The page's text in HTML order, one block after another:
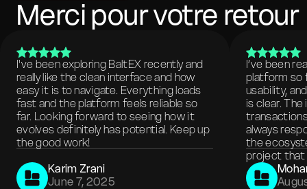
Merci pour votre retour
I've been exploring BaltEX recently and
really like the clean interface and how
easy it is to navigate. Everything loads
fast and the platform feels reliable so
far. Looking forward to seeing how it
evolves definitely has potential. Keep up
the good work!
Karim Zrani
June 7, 2025
I’ve been
platform so
usability,
is clear.
always
the
project that